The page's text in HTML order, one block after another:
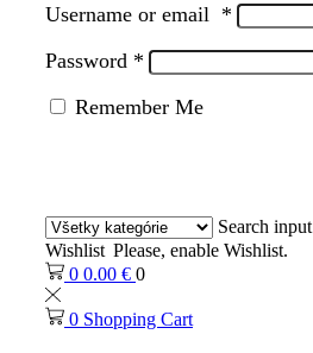
Username or email *
Password *
Remember Me
Search input
Wishlist Please, enable Wishlist.
0 0.00 € 0
0 Shopping Cart